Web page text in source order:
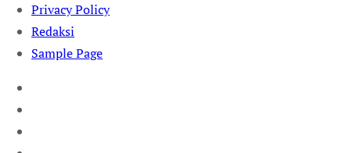
Privacy Policy
Redaksi
Sample Page